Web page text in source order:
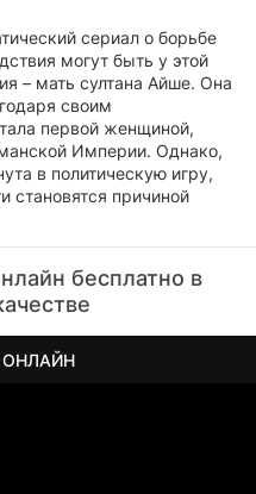
сериал о борьбе
могут быть у этой
– мать султана Айше. Она
своим
первой женщиной,
Империи. Однако,
в политическую игру,
становятся причиной
– сохранить свою
опасности. Сериал
быть честным и
людьми, а также о том,
бесплатно в